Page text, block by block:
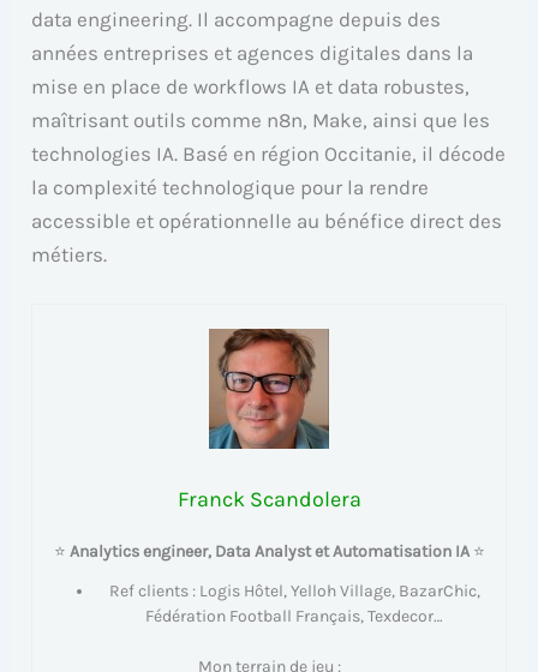
data engineering. Il accompagne depuis des
années entreprises et agences digitales dans la
mise en place de workflows IA et data robustes,
maîtrisant outils comme n8n, Make, ainsi que les
technologies IA. Basé en région Occitanie, il décode
la complexité technologique pour la rendre
accessible et opérationnelle au bénéfice direct des
métiers.
Franck Scandolera
⭐ Analytics engineer, Data Analyst et Automatisation IA⭐
Ref clients : Logis Hôtel, Yelloh Village, BazarChic,
Fédération Football Français, Texdecor…
Mon terrain de jeu :